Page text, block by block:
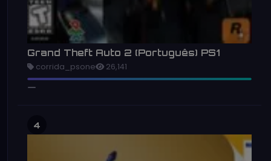
Grand Theft Auto 2 (Português) PS1
corrida_psone 26,141
4